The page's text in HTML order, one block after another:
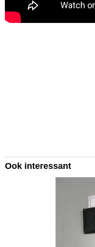
Ook interessant